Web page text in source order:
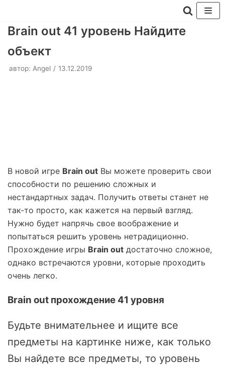
Перейти
содержимому
Brain out 41 уровень Найдите
объект
автор: Angel 13.12.2019
В новой игре Brain out Вы можете проверить свои
способности по решению сложных и
нестандартных задач. Получить ответы станет не
так-то просто, как кажется на первый взгляд.
Нужно будет напрячь свое воображение и
попытаться решить уровень нетрадиционно.
Прохождение игры Brain out достаточно сложное,
однако встречаются уровни, которые проходить
очень легко.
Brain out прохождение 41 уровня
Будьте внимательнее и ищите все
предметы на картинке ниже, как только
Вы найдете все предметы, то уровень